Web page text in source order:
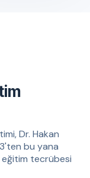
Dr. Hakan
bu yana
tecrübesi